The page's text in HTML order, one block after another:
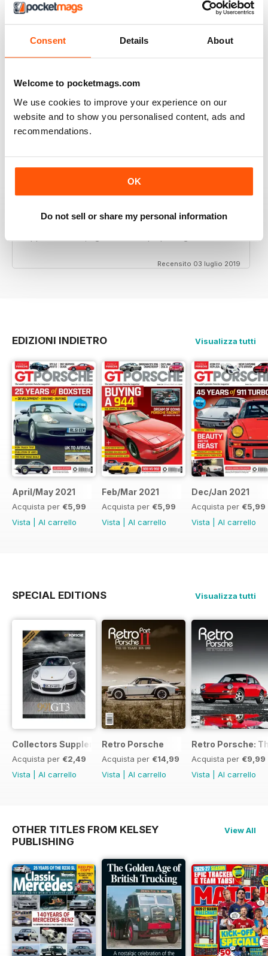
Consent Details About
Welcome to pocketmags.com
We use cookies to improve your experience on our
website and to show you personalised content, ads and
recommendations.
OK
Do not sell or share my personal information
GT PORSCHE
Keep up the good work - your mag is an enjoyable
read
THE BEST PORSCHE MAGAZINE OUT THERE
content. Finally, we have a Porsche magazine that
Recensito 03 luglio 2019
EDIZIONI INDIETRO Visualizza tutti
April/May 2021
Acquista per €5,99
Vista
Al carrello
Feb/Mar 2021
Acquista per €5,99
Vista
Al carrello
Dec/Jan 2021
Acquista per €5,99
Vista
Al carrello
SPECIAL EDITIONS Visualizza tutti
Collectors Supplement
Acquista per €2,49
Vista
Al carrello
Retro Porsche
Acquista per €14,99
Vista
Al carrello
Retro Porsche:
Acquista per €9,99
Vista
Al carrello
OTHER TITLES FROM KELSEY
PUBLISHING
View All